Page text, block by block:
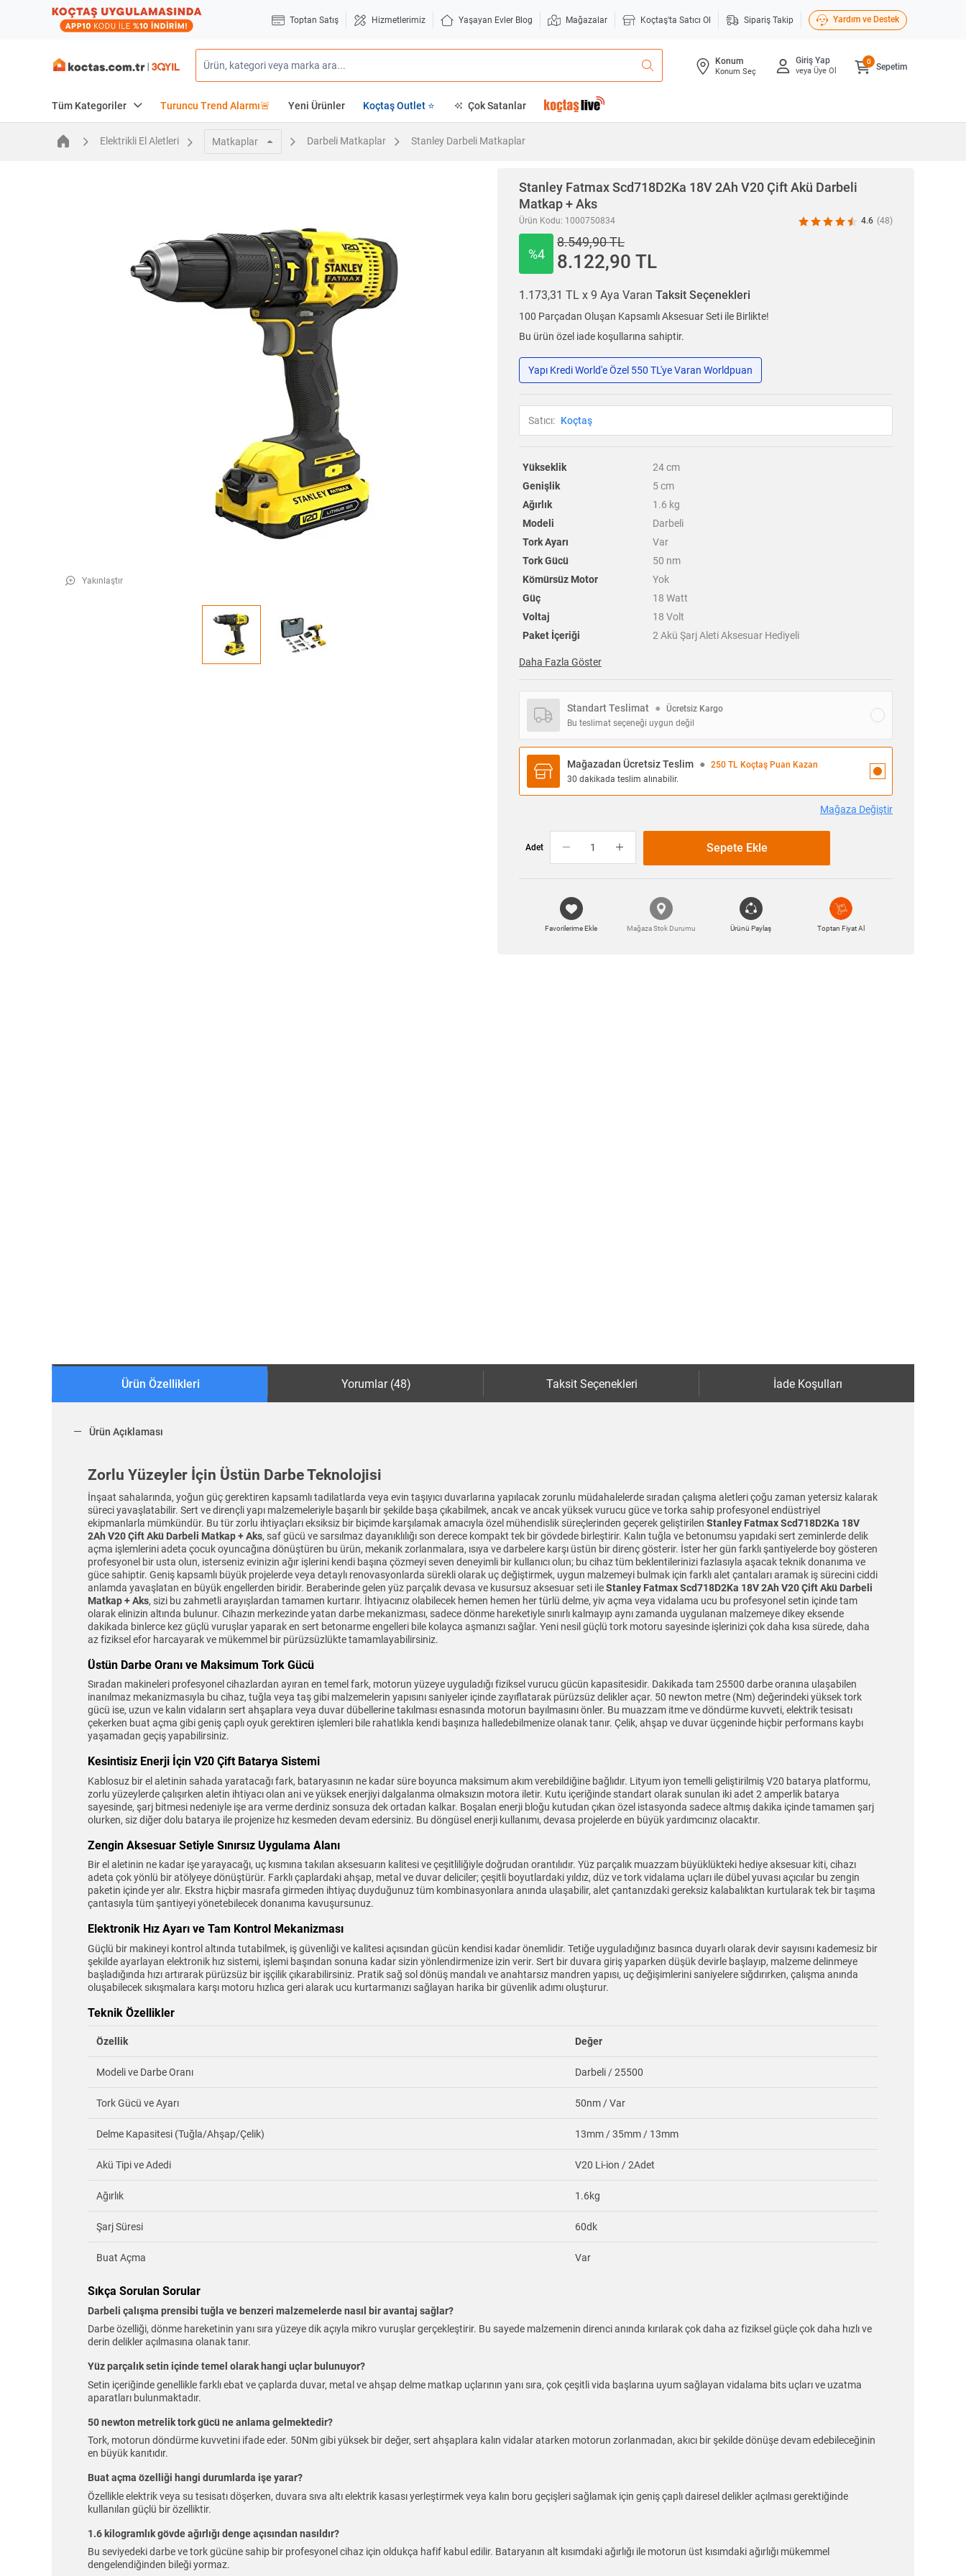
Toptan Satış Hizmetlerimiz Yaşayan Evler Blog Mağazalar Koçtaş'ta Satıcı Ol Sipariş Takip Yardım ve Destek
Konum
Konum Seç
Giriş Yap
veya Üye Ol Sepetim
0
Tüm Kategoriler Turuncu Trend Alarmı🚨 Yeni Ürünler Koçtaş Outlet ⭐ Çok Satanlar
Elektrikli El Aletleri Matkaplar Darbeli Matkaplar Stanley Darbeli Matkaplar
Yakınlaştır
Stanley Fatmax Scd718D2Ka 18V 2Ah V20 Çift Akü Darbeli
Matkap + Aks
Ürün Kodu: 1000750834 4.6 (48)
%4
8.549,90 TL
8.122,90 TL
1.173,31 TL x 9 Aya Varan Taksit Seçenekleri
100 Parçadan Oluşan Kapsamlı Aksesuar Seti ile Birlikte!
Bu ürün özel iade koşullarına sahiptir.
Yapı Kredi World'e Özel 550 TL'ye Varan Worldpuan
Satıcı: Koçtaş
Yükseklik 24 cm
Genişlik
5 cm
Ağırlık
1.6 kg
Modeli
Darbeli
Tork Ayarı
Var
Tork Gücü
50 nm
Kömürsüz Motor
Yok
Güç
18 Watt
Voltaj
18 Volt
Paket İçeriği
2 Akü Şarj Aleti Aksesuar Hediyeli
Daha Fazla Göster
Standart Teslimat ●
Ücretsiz Kargo
Bu teslimat seçeneği uygun değil
Mağazadan Ücretsiz Teslim ●
250 TL Koçtaş Puan Kazan
30 dakikada teslim alınabilir.
Mağaza Değiştir
Adet Sepete Ekle
Favorilerime Ekle Mağaza Stok Durumu Ürünü Paylaş Toptan Fiyat Al
Ürün Özellikleri Yorumlar (48) Taksit Seçenekleri İade Koşulları
Ürün Açıklaması
Zorlu Yüzeyler İçin Üstün Darbe Teknolojisi
İnşaat sahalarında, yoğun güç gerektiren kapsamlı tadilatlarda veya evin taşıyıcı duvarlarına yapılacak zorunlu müdahalelerde sıradan çalışma aletleri çoğu zaman yetersiz kalarak
süreci yavaşlatabilir. Sert ve dirençli yapı malzemeleriyle başarılı bir şekilde başa çıkabilmek, ancak ve ancak yüksek vurucu güce ve torka sahip profesyonel endüstriyel
ekipmanlarla mümkündür. Bu tür zorlu ihtiyaçları eksiksiz bir biçimde karşılamak amacıyla özel mühendislik süreçlerinden geçerek geliştirilen Stanley Fatmax Scd718D2Ka 18V
2Ah V20 Çift Akü Darbeli Matkap + Aks, saf gücü ve sarsılmaz dayanıklılığı son derece kompakt tek bir gövdede birleştirir. Kalın tuğla ve betonumsu yapıdaki sert zeminlerde delik
açma işlemlerini adeta çocuk oyuncağına dönüştüren bu ürün, mekanik zorlanmalara, ısıya ve darbelere karşı üstün bir direnç gösterir. İster her gün farklı şantiyelerde boy gösteren
profesyonel bir usta olun, isterseniz evinizin ağır işlerini kendi başına çözmeyi seven deneyimli bir kullanıcı olun; bu cihaz tüm beklentilerinizi fazlasıyla aşacak teknik donanıma ve
güce sahiptir. Geniş kapsamlı büyük projelerde veya detaylı renovasyonlarda sürekli olarak uç değiştirmek, uygun malzemeyi bulmak için farklı alet çantaları aramak iş sürecini ciddi
anlamda yavaşlatan en büyük engellerden biridir. Beraberinde gelen yüz parçalık devasa ve kusursuz aksesuar seti ileStanley Fatmax Scd718D2Ka 18V 2Ah V20 Çift Akü Darbeli
Matkap + Aks, sizi bu zahmetli arayışlardan tamamen kurtarır. İhtiyacınız olabilecek hemen hemen her türlü delme, yiv açma veya vidalama ucu bu profesyonel setin içinde tam
olarak elinizin altında bulunur. Cihazın merkezinde yatan darbe mekanizması, sadece dönme hareketiyle sınırlı kalmayıp aynı zamanda uygulanan malzemeye dikey eksende
dakikada binlerce kez güçlü vuruşlar yaparak en sert betonarme engelleri bile kolayca aşmanızı sağlar. Yeni nesil güçlü tork motoru sayesinde işlerinizi çok daha kısa sürede, daha
az fiziksel efor harcayarak ve mükemmel bir pürüzsüzlükte tamamlayabilirsiniz.
Üstün Darbe Oranı ve Maksimum Tork Gücü
Sıradan makineleri profesyonel cihazlardan ayıran en temel fark, motorun yüzeye uyguladığı fiziksel vurucu gücün kapasitesidir. Dakikada tam 25500 darbe oranına ulaşabilen
inanılmaz mekanizmasıyla bu cihaz, tuğla veya taş gibi malzemelerin yapısını saniyeler içinde zayıflatarak pürüzsüz delikler açar. 50 newton metre (Nm) değerindeki yüksek tork
gücü ise, uzun ve kalın vidaların sert ahşaplara veya duvar dübellerine takılması esnasında motorun bayılmasını önler. Bu muazzam itme ve döndürme kuvveti, elektrik tesisatı
çekerken buat açma gibi geniş çaplı oyuk gerektiren işlemleri bile rahatlıkla kendi başınıza halledebilmenize olanak tanır. Çelik, ahşap ve duvar üçgeninde hiçbir performans kaybı
yaşamadan geçiş yapabilirsiniz.
Kesintisiz Enerji İçin V20 Çift Batarya Sistemi
Kablosuz bir el aletinin sahada yaratacağı fark, bataryasının ne kadar süre boyunca maksimum akım verebildiğine bağlıdır. Lityum iyon temelli geliştirilmiş V20 batarya platformu,
zorlu yüzeylerde çalışırken aletin ihtiyacı olan ani ve yüksek enerjiyi dalgalanma olmaksızın motora iletir. Kutu içeriğinde standart olarak sunulan iki adet 2 amperlik batarya
sayesinde, şarj bitmesi nedeniyle işe ara verme derdiniz sonsuza dek ortadan kalkar. Boşalan enerji bloğu kutudan çıkan özel istasyonda sadece altmış dakika içinde tamamen şarj
olurken, siz diğer dolu batarya ile projenize hız kesmeden devam edersiniz. Bu döngüsel enerji kullanımı, devasa projelerde en büyük yardımcınız olacaktır.
Zengin Aksesuar Setiyle Sınırsız Uygulama Alanı
Bir el aletinin ne kadar işe yarayacağı, uç kısmına takılan aksesuarın kalitesi ve çeşitliliğiyle doğrudan orantılıdır. Yüz parçalık muazzam büyüklükteki hediye aksesuar kiti, cihazı
adeta çok yönlü bir atölyeye dönüştürür. Farklı çaplardaki ahşap, metal ve duvar deliciler; çeşitli boyutlardaki yıldız, düz ve tork vidalama uçları ile dübel yuvası açıcılar bu zengin
paketin içinde yer alır. Ekstra hiçbir masrafa girmeden ihtiyaç duyduğunuz tüm kombinasyonlara anında ulaşabilir, alet çantanızdaki gereksiz kalabalıktan kurtularak tek bir taşıma
çantasıyla tüm şantiyeyi yönetebilecek donanıma kavuşursunuz.
Elektronik Hız Ayarı ve Tam Kontrol Mekanizması
Güçlü bir makineyi kontrol altında tutabilmek, iş güvenliği ve kalitesi açısından gücün kendisi kadar önemlidir. Tetiğe uyguladığınız basınca duyarlı olarak devir sayısını kademesiz bir
şekilde ayarlayan elektronik hız sistemi, işlemi başından sonuna kadar sizin yönlendirmenize izin verir. Sert bir duvara giriş yaparken düşük devirle başlayıp, malzeme delinmeye
başladığında hızı artırarak pürüzsüz bir işçilik çıkarabilirsiniz. Pratik sağ sol dönüş mandalı ve anahtarsız mandren yapısı, uç değişimlerini saniyelere sığdırırken, çalışma anında
oluşabilecek sıkışmalara karşı motoru hızlıca geri alarak ucu kurtarmanızı sağlayan harika bir güvenlik adımı oluşturur.
Teknik Özellikler
Özellik Değer
Modeli ve Darbe Oranı Darbeli / 25500
Tork Gücü ve Ayarı 50nm / Var
Delme Kapasitesi (Tuğla/Ahşap/Çelik) 13mm / 35mm / 13mm
Akü Tipi ve Adedi V20 Li-ion / 2Adet
Ağırlık 1.6kg
Şarj Süresi 60dk
Buat Açma Var
Sıkça Sorulan Sorular
Darbeli çalışma prensibi tuğla ve benzeri malzemelerde nasıl bir avantaj sağlar?
Darbe özelliği, dönme hareketinin yanı sıra yüzeye dik açıyla mikro vuruşlar gerçekleştirir. Bu sayede malzemenin direnci anında kırılarak çok daha az fiziksel güçle çok daha hızlı ve
derin delikler açılmasına olanak tanır.
Yüz parçalık setin içinde temel olarak hangi uçlar bulunuyor?
Setin içeriğinde genellikle farklı ebat ve çaplarda duvar, metal ve ahşap delme matkap uçlarının yanı sıra, çok çeşitli vida başlarına uyum sağlayan vidalama bits uçları ve uzatma
aparatları bulunmaktadır.
50 newton metrelik tork gücü ne anlama gelmektedir?
Tork, motorun döndürme kuvvetini ifade eder. 50Nm gibi yüksek bir değer, sert ahşaplara kalın vidalar atarken motorun zorlanmadan, akıcı bir şekilde dönüşe devam edebileceğinin
en büyük kanıtıdır.
Buat açma özelliği hangi durumlarda işe yarar?
Özellikle elektrik veya su tesisatı döşerken, duvara sıva altı elektrik kasası yerleştirmek veya kalın boru geçişleri sağlamak için geniş çaplı dairesel delikler açılması gerektiğinde
kullanılan güçlü bir özelliktir.
1.6 kilogramlık gövde ağırlığı denge açısından nasıldır?
Bu seviyedeki darbe ve tork gücüne sahip bir profesyonel cihaz için oldukça hafif kabul edilir. Bataryanın alt kısımdaki ağırlığı ile motorun üst kısımdaki ağırlığı mükemmel
dengelendiğinden bileği yormaz.